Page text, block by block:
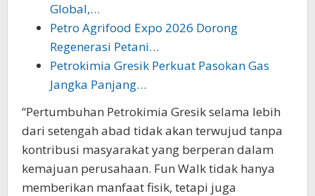
Global,…
Petro Agrifood Expo 2026 Dorong
Regenerasi Petani…
Petrokimia Gresik Perkuat Pasokan Gas
Jangka Panjang…
“Pertumbuhan Petrokimia Gresik selama lebih
dari setengah abad tidak akan terwujud tanpa
kontribusi masyarakat yang berperan dalam
kemajuan perusahaan. Fun Walk tidak hanya
memberikan manfaat fisik, tetapi juga